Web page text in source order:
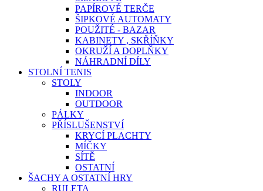
PAPÍROVÉ TERČE
ŠIPKOVÉ AUTOMATY
POUŽITÉ - BAZAR
KABINETY , SKŘÍŇKY
OKRUŽÍ A DOPLŇKY
NÁHRADNÍ DÍLY
STOLNÍ TENIS
STOLY
INDOOR
OUTDOOR
PÁLKY
PŘÍSLUŠENSTVÍ
KRYCÍ PLACHTY
MÍČKY
SÍTĚ
OSTATNÍ
ŠACHY A OSTATNÍ HRY
RULETA